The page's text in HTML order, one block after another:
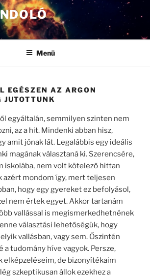
Menü
EGÉSZEN AZ ARGON
JUTOTTUNK
egyáltalán, semmilyen szinten nem
az a hit. Mindenki abban hisz,
amit jónak lát. Legalábbis egy ideális
magának választaná ki. Szerencsére,
iskolába, nem volt kötelező hittan
azért mondom így, mert teljesen
hogy egy gyereket ez befolyásol,
nem értek egyet. Akkor tartanám
vallással is megismerkedhetnének
választási lehetőségük, hogy
vallásban, vagy sem. Őszintén
a tudomány híve vagyok. Persze,
elképzeléseim, de bizonyítékaim
szkeptikusan állok ezekhez a